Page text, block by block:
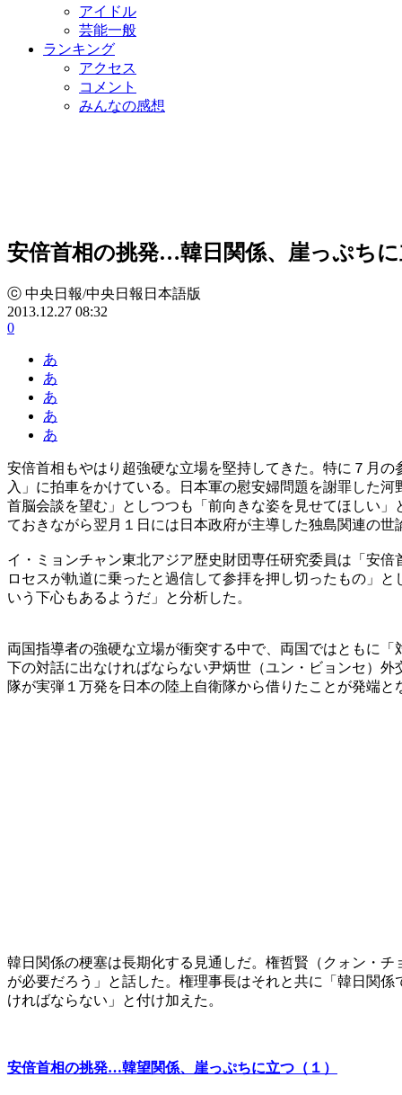
アイドル
芸能一般
ランキング
アクセス
コメント
みんなの感想
安倍首相の挑発…韓日関係、崖っぷちに
ⓒ 中央日報/中央日報日本語版
2013.12.27 08:32
0
あ
あ
あ
あ
あ
安倍首相もやはり超強硬な立場を堅持してきた。特に７月
入」に拍車をかけている。日本軍の慰安婦問題を謝罪した
首脳会談を望む」としつつも「前向きな姿を見せてほしい
ておきながら翌月１日には日本政府が主導した独島関連の
イ・ミョンチャン東北アジア歴史財団専任研究委員は「安
ロセスが軌道に乗ったと過信して参拝を押し切ったもの」
いう下心もあるようだ」と分析した。
両国指導者の強硬な立場が衝突する中で、両国ではともに
下の対話に出なければならない尹炳世（ユン・ビョンセ）
隊が実弾１万発を日本の陸上自衛隊から借りたことが発端
韓日関係の梗塞は長期化する見通しだ。権哲賢（クォン・
が必要だろう」と話した。権理事長はそれと共に「韓日関
ければならない」と付け加えた。
安倍首相の挑発…韓望関係、崖っぷちに立つ（１）